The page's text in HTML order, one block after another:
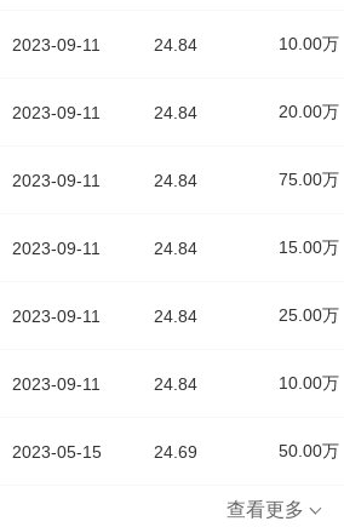
2023-09-11
2023-09-11
2023-09-11
2023-09-11
2023-09-11
2023-09-11
2023-05-15
24.84 10.00万
24.84 20.00万
24.84 75.00万
24.84 15.00万
24.84 25.00万
24.84 10.00万
24.69 50.00万
查看更多